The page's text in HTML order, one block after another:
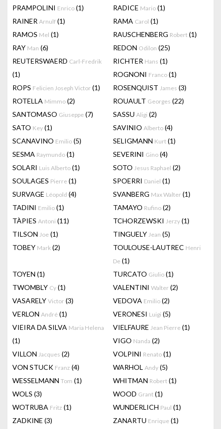
PRAMPOLINI Enrico (1) RADICE Mario (1)
RAINER Arnulf (1) RAMA Carol (1)
RAMOS Mel (1) RAUSCHENBERG Robert (1)
RAY Man (6) REDON Odilon (25)
REUTERSWAERD Carl-Fredrik
(1)
RICHTER Hans (1)
ROGNONI Franco (1)
ROPS Felicien Joseph Victor (1) ROSENQUIST James (3)
ROTELLA Mimmo (2) ROUAULT Georges (22)
SANTOMASO Giuseppe (7) SASSU Aligi (2)
SATO Key (1) SAVINIO Alberto (4)
SCANAVINO Emilio (5) SELIGMANN Kurt (1)
SESMA Raymundo (1) SEVERINI Gino (4)
SOLARI Luis Alberto (1) SOTO Jesus Raphael (2)
SOULAGES Pierre (1) SPOERRI Daniel (1)
SURVAGE Léopold (4) SVANBERG Max Walter (1)
TADINI Emilio (1) TAMAYO Rufino (2)
TÀPIES Antoni (11) TCHORZEWSKI Jerzy (1)
TILSON Joe (1) TINGUELY Jean (5)
TOBEY Mark (2) TOULOUSE-LAUTREC Henri
De (1)
TOYEN (1) TURCATO Giulio (1)
TWOMBLY Cy (1) VALENTINI Walter (2)
VASARELY Victor (3) VEDOVA Emilio (2)
VERLON André (1) VERONESI Luigi (5)
VIEIRA DA SILVA Maria Helena
(1)
VIELFAURE Jean Pierre (1)
VIGO Nanda (2)
VILLON Jacques (2) VOLPINI Renato (1)
VON STUCK Franz (4) WARHOL Andy (5)
WESSELMANN Tom (1) WHITMAN Robert (1)
WOLS (3) WOOD Grant (1)
WOTRUBA Fritz (1) WUNDERLICH Paul (1)
ZADKINE (3) ZANARTU Enrique (1)